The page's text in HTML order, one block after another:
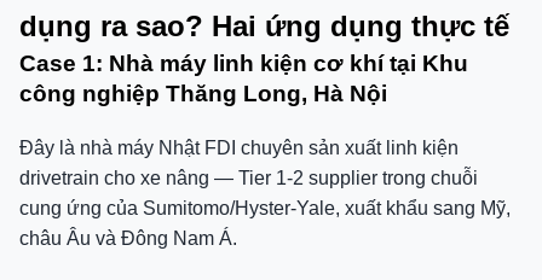
dụng ra sao? Hai ứng dụng thực tế
Case 1: Nhà máy linh kiện cơ khí tại Khu
công nghiệp Thăng Long, Hà Nội
Đây là nhà máy Nhật FDI chuyên sản xuất linh kiện
drivetrain cho xe nâng — Tier 1-2 supplier trong chuỗi
cung ứng của Sumitomo/Hyster-Yale, xuất khẩu sang Mỹ,
châu Âu và Đông Nam Á.